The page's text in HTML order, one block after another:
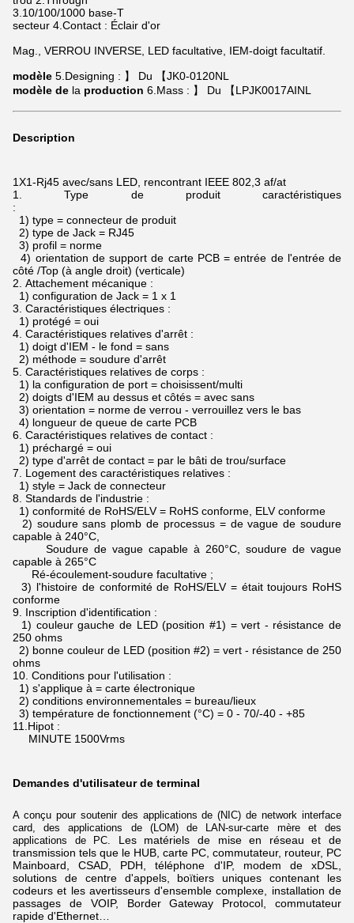
3.10/100/1000 base-T
secteur 4.Contact : Éclair d'or
Mag., VERROU INVERSE, LED facultative, IEM-doigt facultatif.
modèle 5.Designing : 】 Du 【JK0-0120NL
modèle de la production 6.Mass : 】 Du 【LPJK0017AINL
Description
1X1-Rj45 avec/sans LED, rencontrant IEEE 802,3 af/at
1.Type de produit caractéristiques
:
1) type = connecteur de produit
2) type de Jack = RJ45
3) profil = norme
4) orientation de support de carte PCB = entrée de l'entrée de
côté /Top (à angle droit) (verticale)
2. Attachement mécanique :
1) configuration de Jack = 1 x 1
3. Caractéristiques électriques :
1) protégé = oui
4. Caractéristiques relatives d'arrêt :
1) doigt d'IEM - le fond = sans
2) méthode = soudure d'arrêt
5. Caractéristiques relatives de corps :
1) la configuration de port = choisissent/multi
2) doigts d'IEM au dessus et côtés = avec sans
3) orientation = norme de verrou - verrouillez vers le bas
4) longueur de queue de carte PCB
6. Caractéristiques relatives de contact :
1) préchargé = oui
2) type d'arrêt de contact = par le bâti de trou/surface
7. Logement des caractéristiques relatives :
1) style = Jack de connecteur
8. Standards de l'industrie :
1) conformité de RoHS/ELV = RoHS conforme, ELV conforme
2) soudure sans plomb de processus = de vague de soudure
capable à 240°C,
Soudure de vague capable à 260°C, soudure de vague
capable à 265°C
Ré-écoulement-soudure facultative ;
3) l'histoire de conformité de RoHS/ELV = était toujours RoHS
conforme
9. Inscription d'identification :
1) couleur gauche de LED (position #1) = vert - résistance de
250 ohms
2) bonne couleur de LED (position #2) = vert - résistance de 250
ohms
10. Conditions pour l'utilisation :
1) s'applique à = carte électronique
2) conditions environnementales = bureau/lieux
3) température de fonctionnement (°C) = 0 - 70/-40 - +85
11.Hipot :
MINUTE 1500Vrms
Demandes d'utilisateur de terminal
A conçu pour soutenir des applications de (NIC) de network interface
card, des applications de (LOM) de LAN-sur-carte mère et des
applications de PC. Les matériels de mise en réseauet de
transmission tels que le HUB, carte PC, commutateur, routeur, PC
Mainboard, CSAD, PDH, téléphone d'IP, modem de xDSL,
solutions de centre d'appels, boïtiers uniques contenant les
codeurs et les avertisseurs d'ensemble complexe, installation de
passages de VOIP, Border Gateway Protocol, commutateur
rapide d'Ethernet…